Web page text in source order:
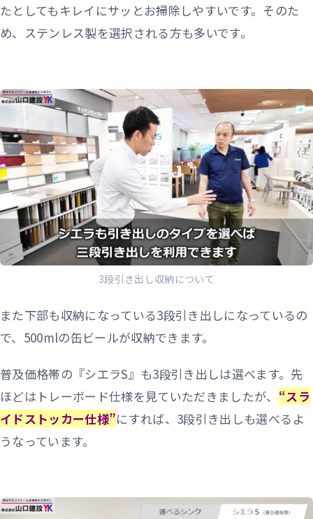
たとしてもキレイにサッとお掃除しやすいです。そのた
め、ステンレス製を選択される方も多いです。
3段引き出し収納について
また下部も収納になっている3段引き出しになっているの
で、500mlの缶ビールが収納できます。
普及価格帯の『シエラS』も3段引き出しは選べます。先
ほどはトレーボード仕様を見ていただきましたが、 “スラ
イドストッカー仕様”にすれば、3段引き出しも選べるよ
うなっています。